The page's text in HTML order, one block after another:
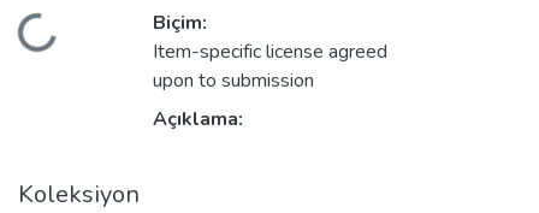
Yükleniyor...
Biçim:
Item-specific license agreed
upon to submission
Açıklama:
Koleksiyon